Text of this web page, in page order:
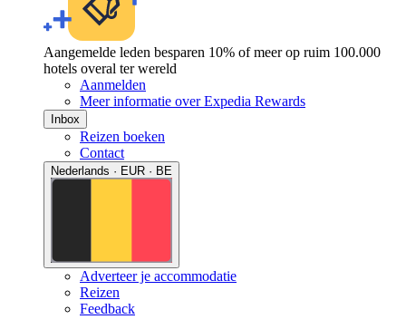
Aangemelde leden besparen 10% of meer op ruim 100.000
hotels overal ter wereld
Aanmelden
Meer informatie over Expedia Rewards
Inbox
Reizen boeken
Contact
Nederlands · EUR · BE
Adverteer je accommodatie
Reizen
Feedback